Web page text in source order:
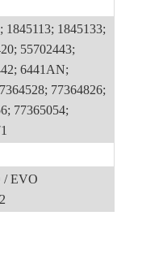
1845113; 1845133;
55702443;
6441AN;
77364826;
77365054;
/ EVO